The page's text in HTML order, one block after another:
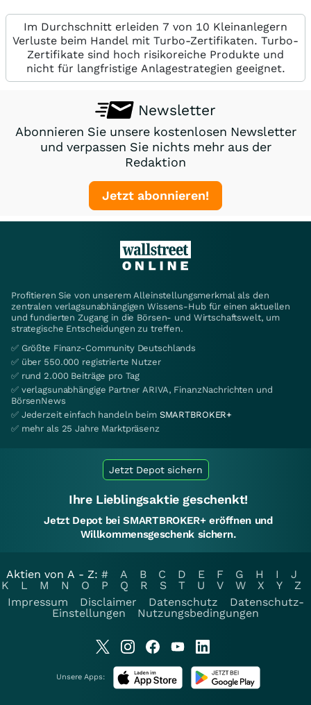
Im Durchschnitt erleiden 7 von 10 Kleinanlegern
Verluste beim Handel mit Turbo-Zertifikaten. Turbo-
Zertifikate sind hoch risikoreiche Produkte und
nicht für langfristige Anlagestrategien geeignet.
Newsletter
Abonnieren Sie unsere kostenlosen Newsletter
und verpassen Sie nichts mehr aus der
Redaktion
Jetzt abonnieren!
Profitieren Sie von unserem Alleinstellungsmerkmal als den
zentralen verlagsunabhängigen Wissens-Hub für einen aktuellen
und fundierten Zugang in die Börsen- und Wirtschaftswelt, um
strategische Entscheidungen zu treffen.
✅ Größte Finanz-Community Deutschlands
✅ über 550.000 registrierte Nutzer
✅ rund 2.000 Beiträge pro Tag
✅ verlagsunabhängige Partner ARIVA, FinanzNachrichten und
BörsenNews
✅ Jederzeit einfach handeln beim SMARTBROKER+
✅ mehr als 25 Jahre Marktpräsenz
Jetzt Depot sichern
Ihre Lieblingsaktie geschenkt!
Jetzt Depot bei SMARTBROKER+ eröffnen und
Willkommensgeschenk sichern.
Aktien von A - Z: # A B C D E F G H I
J
K
L M N O P Q R S T U V W X Y
Z
Impressum
Disclaimer Datenschutz
Datenschutz-
Einstellungen
Nutzungsbedingungen
Unsere Apps: